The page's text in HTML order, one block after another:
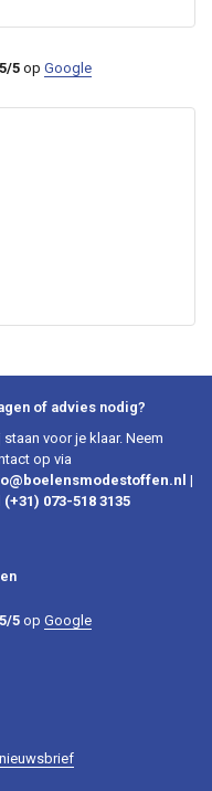
5/5op Google
of advies nodig?
staan voor je klaar. Neem
op via
|
(+31) 073-518 3135
5/5op Google